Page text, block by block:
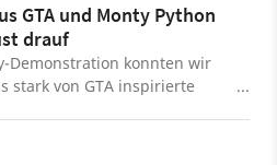
GTA und Monty Python
drauf
Demonstration konnten wir
stark von GTA inspirierte